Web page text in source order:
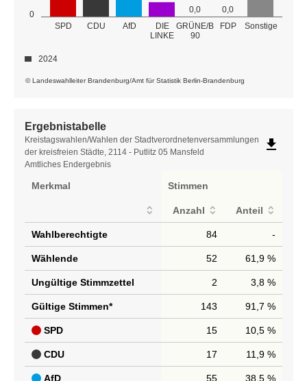
0
SPD CDU AfD
DIE
LINKE
GRÜNE/B
90
FDP Sonstige
0,0
0,0
© Landeswahlleiter Brandenburg/Amt für Statistik Berlin-Brandenburg
2024
Ergebnistabelle
Ergebnistabelle
Kreistagswahlen/Wahlen der Stadtverordnetenversammlungen
der kreisfreien Städte, 2114 - Putlitz 05 Mansfeld
Amtliches Endergebnis
file_download
Merkmal Stimmen
Anzahl Anteil
Wahlberechtigte 84 -
Wählende 52 61,9 %
Ungültige Stimmzettel 2 3,8 %
Gültige Stimmen* 143 91,7 %
SPD 15 10,5 %
CDU 17 11,9 %
AfD 55 38,5 %